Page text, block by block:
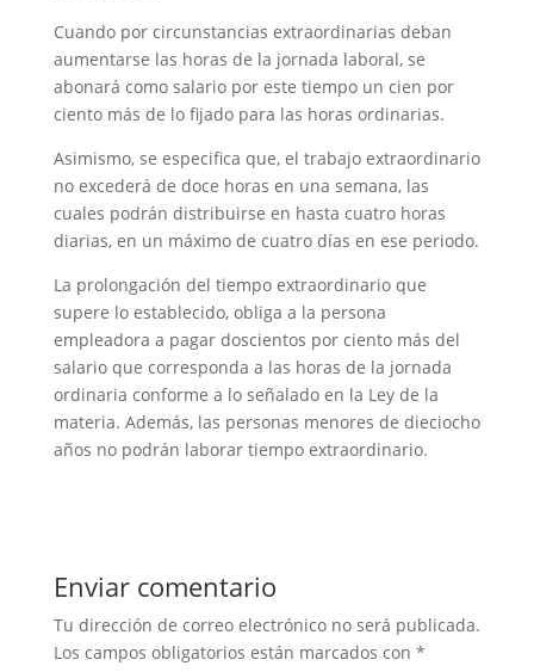
Cuando por circunstancias extraordinarias deban
aumentarse las horas de la jornada laboral, se
abonará como salario por este tiempo un cien por
ciento más de lo fijado para las horas ordinarias.
Asimismo, se especifica que, el trabajo extraordinario
no excederá de doce horas en una semana, las
cuales podrán distribuirse en hasta cuatro horas
diarias, en un máximo de cuatro días en ese periodo.
La prolongación del tiempo extraordinario que
supere lo establecido, obliga a la persona
empleadora a pagar doscientos por ciento más del
salario que corresponda a las horas de la jornada
ordinaria conforme a lo señalado en la Ley de la
materia. Además, las personas menores de dieciocho
años no podrán laborar tiempo extraordinario.
Enviar comentario
Tu dirección de correo electrónico no será publicada.
Los campos obligatorios están marcados con *